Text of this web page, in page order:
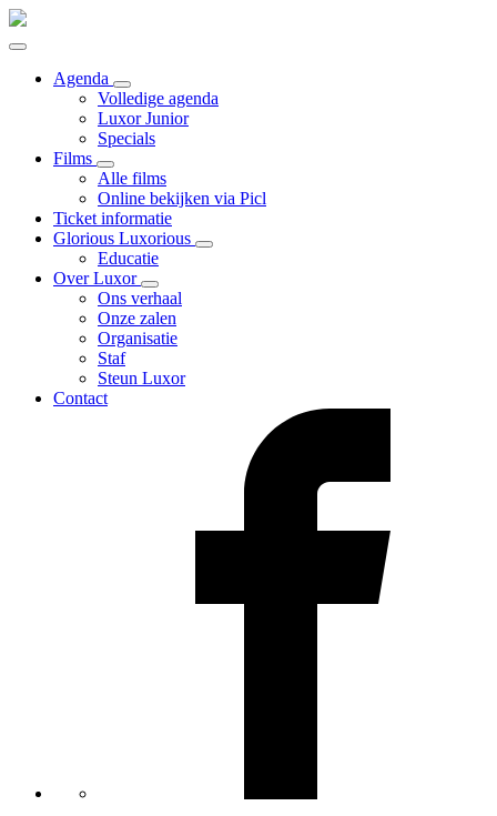
Agenda
Volledige agenda
Luxor Junior
Specials
Films
Alle films
Online bekijken via Picl
Ticket informatie
Glorious Luxorious
Educatie
Over Luxor
Ons verhaal
Onze zalen
Organisatie
Staf
Steun Luxor
Contact